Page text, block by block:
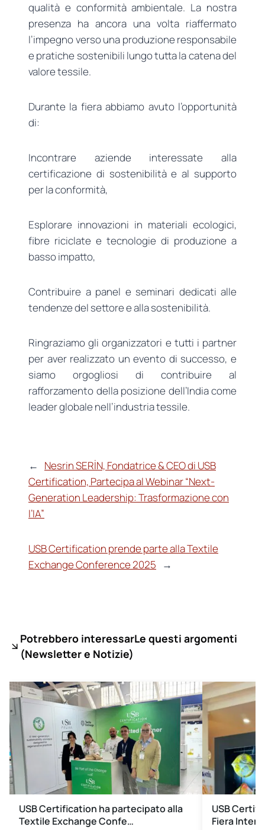
qualità e conformità ambientale. La nostra
presenza ha ancora una volta riaffermato
l’impegno verso una produzione responsabile
e pratiche sostenibili lungo tutta la catena del
valore tessile.
Durante la fiera abbiamo avuto l’opportunità
di:
Incontrare aziende interessate alla
certificazione di sostenibilità e al supporto
per la conformità,
Esplorare innovazioni in materiali ecologici,
fibre riciclate e tecnologie di produzione a
basso impatto,
Contribuire a panel e seminari dedicati alle
tendenze del settore e alla sostenibilità.
Ringraziamo gli organizzatori e tutti i partner
per aver realizzato un evento di successo, e
siamo orgogliosi di contribuire al
rafforzamento della posizione dell’India come
leader globale nell’industria tessile.
←
Nesrin SERİN, Fondatrice & CEO di USB
Certification, Partecipa al Webinar “Next-
Generation Leadership: Trasformazione con
l’IA”
USB Certification prende parte alla Textile
Exchange Conference 2025
→
Potrebbero interessarLe questi argomenti
(Newsletter e Notizie)
USB Certification ha partecipato alla
Textile Exchange Confe…
USB
Fiera